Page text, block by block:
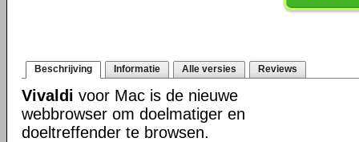
Beschrijving Informatie Alle versies Reviews
Vivaldi voor Mac is de nieuwe
webbrowser om doelmatiger en
doeltreffender te browsen.